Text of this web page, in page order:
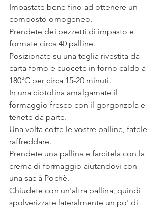
Impastate bene fino ad ottenere un
composto omogeneo.
Prendete dei pezzetti di impasto e
formate circa 40 palline.
Posizionate su una teglia rivestita da
carta forno e cuocete in forno caldo a
180°C per circa 15-20 minuti.
In una ciotolina amalgamate il
formaggio fresco con il gorgonzola e
tenete da parte.
Una volta cotte le vostre palline, fatele
raffreddare.
Prendete una pallina e farcitela con la
crema di formaggio aiutandovi con
una sac à Pochè.
Chiudete con un'altra pallina, quindi
spolverizzate lateralmente un po' di